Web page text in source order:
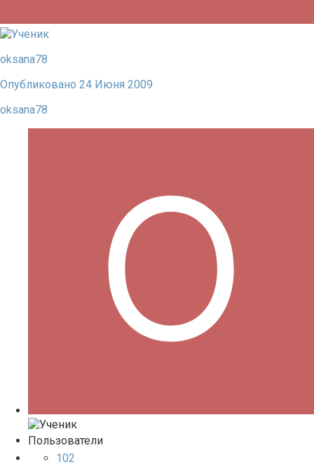
oksana78
Опубликовано 24 Июня 2009
oksana78
Пользователи
102